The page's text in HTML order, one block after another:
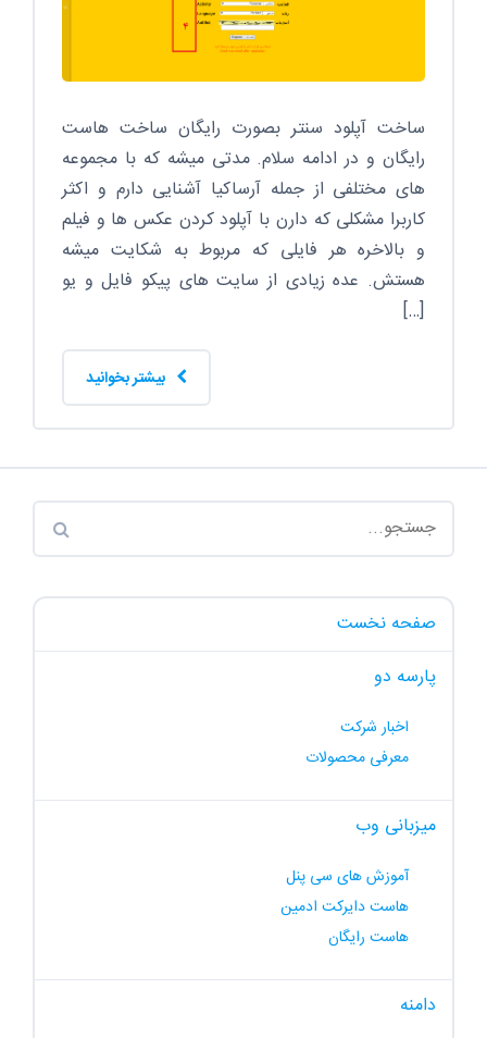
ساخت آپلود سنتر بصورت رایگان ساخت هاست
رایگان و در ادامه سلام. مدتی میشه که با مجموعه
های مختلفی از جمله آرساکیا آشنایی دارم و اکثر
کاربرا مشکلی که دارن با آپلود کردن عکس ها و فیلم
و بالاخره هر فایلی که مربوط به شکایت میشه
هستش. عده زیادی از سایت های پیکو فایل و یو
[…]
صفحه نخست
پارسه دو
اخبار شرکت
معرفی محصولات
میزبانی وب
آموزش های سی پنل
هاست دایرکت ادمین
هاست رایگان
دامنه